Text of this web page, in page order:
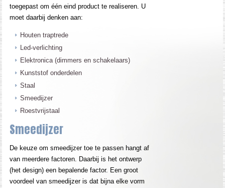
toegepast om één eind product te realiseren. U
moet daarbij denken aan:
Houten traptrede
Led-verlichting
Elektronica (dimmers en schakelaars)
Kunststof onderdelen
Staal
Smeedijzer
Roestvrijstaal
Smeedijzer
De keuze om smeedijzer toe te passen hangt af
van meerdere factoren. Daarbij is het ontwerp
(het design) een bepalende factor. Een groot
voordeel van smeedijzer is dat bijna elke vorm